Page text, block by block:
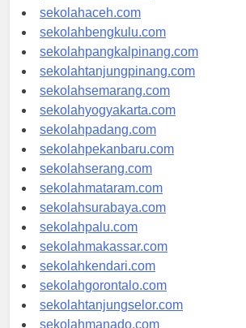
sekolahmedan.com
sekolahaceh.com
sekolahbengkulu.com
sekolahpangkalpinang.com
sekolahtanjungpinang.com
sekolahsemarang.com
sekolahyogyakarta.com
sekolahpadang.com
sekolahpekanbaru.com
sekolahserang.com
sekolahmataram.com
sekolahsurabaya.com
sekolahpalu.com
sekolahmakassar.com
sekolahkendari.com
sekolahgorontalo.com
sekolahtanjungselor.com